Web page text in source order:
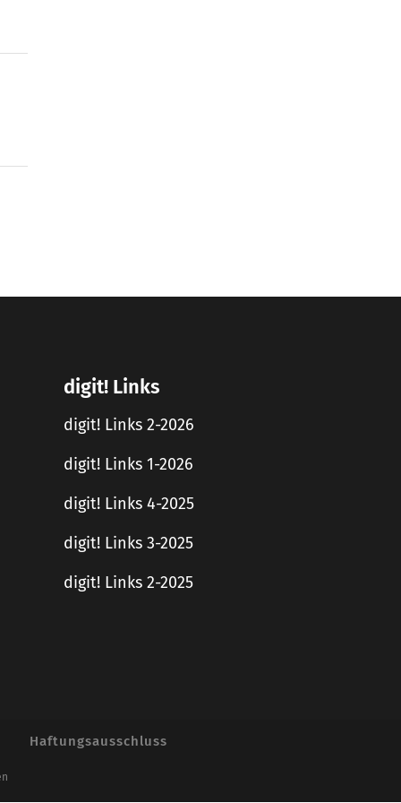
digit! Links
digit! Links 2-2026
digit! Links 1-2026
digit! Links 4-2025
digit! Links 3-2025
digit! Links 2-2025
Haftungsausschluss